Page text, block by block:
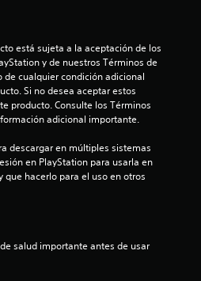
7
5
c
a
l
f
está sujeta a la aceptación de los
y de nuestros Términos de
de cualquier condición adicional
Si no desea aceptar estos
producto. Consulte los Términos
adicional importante.
descargar en múltiples sistemas
en PlayStation para usarla en
que hacerlo para el uso en otros